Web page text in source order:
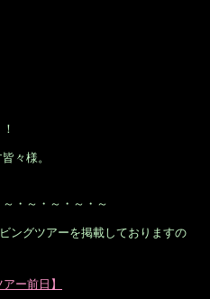
々様。
・～・～・～・～
ングツアーを掲載しておりますの
ー前日】